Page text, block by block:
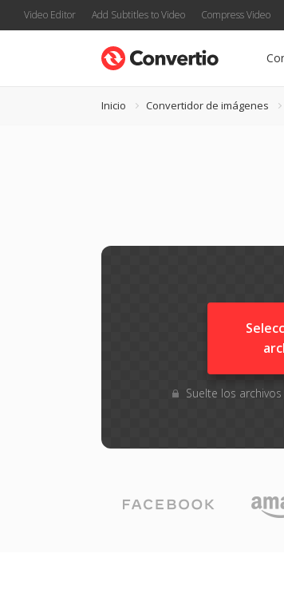
Video Editor Add Subtitles to Video Compress Video
Inicio Convertidor de imágenes
Suelte los